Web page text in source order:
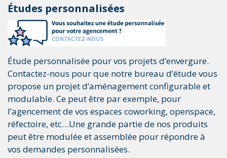
Études personnalisées
Étude personnalisée pour vos projets d’envergure.
Contactez-nous pour que notre bureau d’étude vous
propose un projet d’aménagement configurable et
modulable. Ce peut être par exemple, pour
l’agencement de vos espaces coworking, openspace,
réfectoire, etc…Une grande partie de nos produits
peut être modulée et assemblée pour répondre à
vos demandes personnalisées.